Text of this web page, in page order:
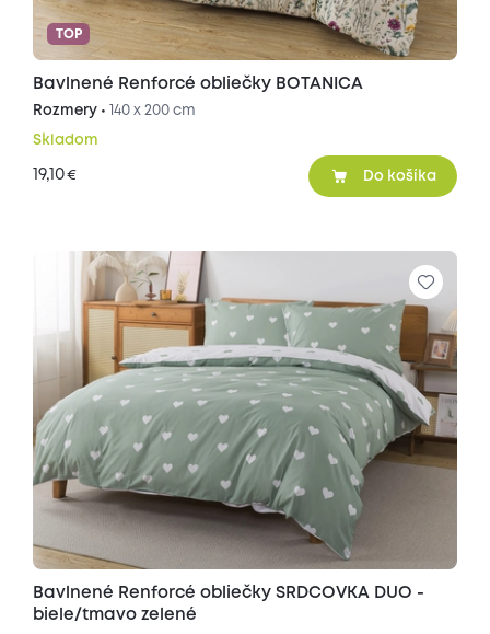
TOP
Bavlnené Renforcé obliečky BOTANICA
Rozmery • 140 x 200 cm
Skladom
19,10€ Do košíka
Bavlnené Renforcé obliečky SRDCOVKA DUO -
biele/tmavo zelené